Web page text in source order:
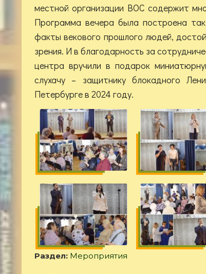
местной организации ВОС содержит
Программа вечера была построена
факты векового прошлого людей,
зрения. И в благодарность за
центра вручили в подарок
слухачу – защитнику блокадного
Петербурге в 2024 году.
Раздел: Мероприятия